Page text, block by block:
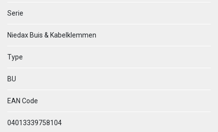
Serie
Niedax Buis & Kabelklemmen
Type
BU
EAN Code
04013339758104